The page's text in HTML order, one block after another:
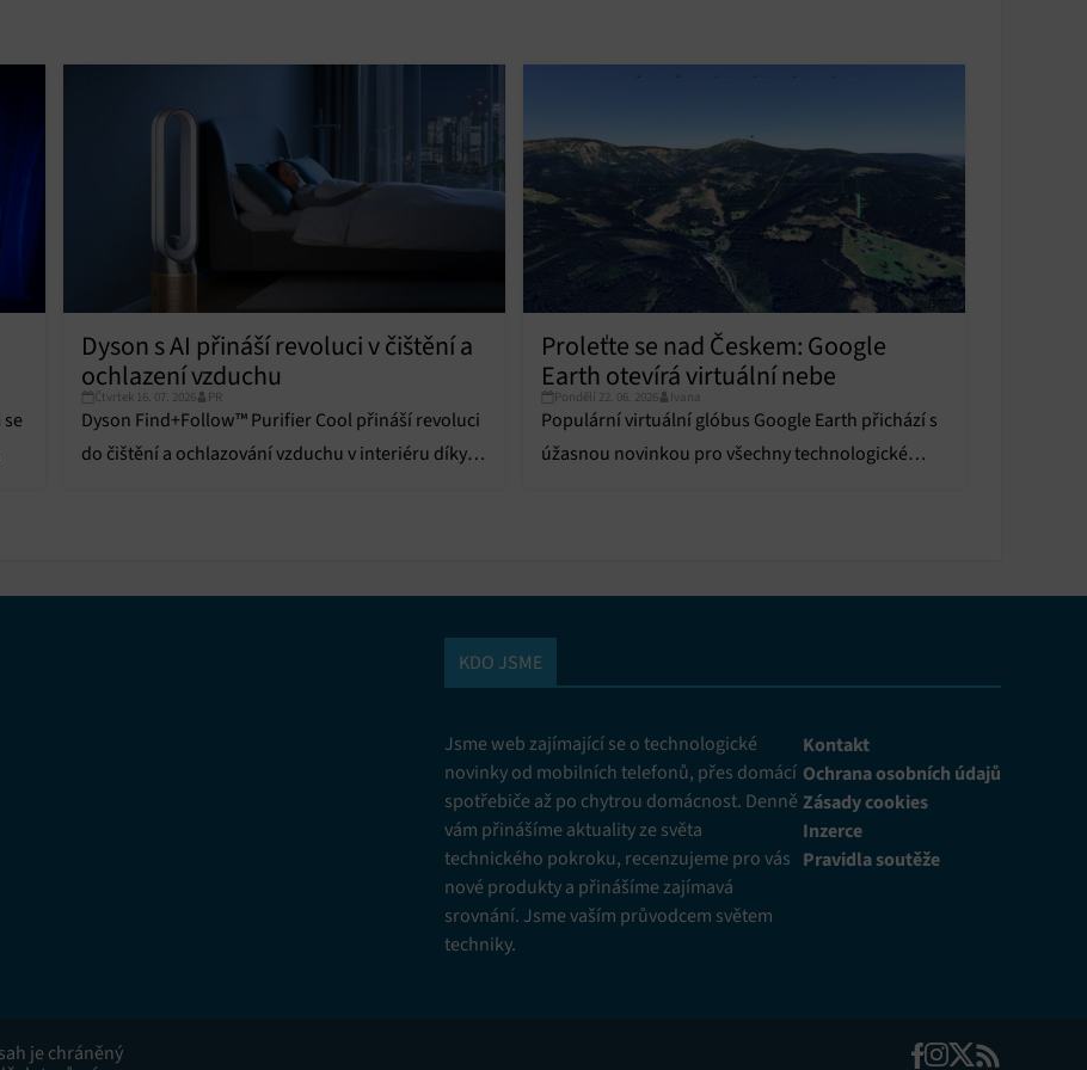
Dyson s AI přináší revoluci v čištění a
ochlazení vzduchu
Čtvrtek 16. 07. 2026 PR
Dyson Find+Follow™ Purifier Cool přináší revoluci
do čištění a ochlazování vzduchu v interiéru díky
Proleťte se nad Českem: Google
Earth otevírá virtuální nebe
Pondělí 22. 06. 2026 Ivana
Populární virtuální glóbus Google Earth přichází s
úžasnou novinkou pro všechny technologické
KDO JSME
Jsme web zajímající se o technologické
novinky od mobilních telefonů, přes domácí
spotřebiče až po chytrou domácnost. Denně
vám přinášíme aktuality ze světa
technického pokroku, recenzujeme pro vás
nové produkty a přinášíme zajímavá
srovnání. Jsme vaším průvodcem světem
techniky.
Kontakt
Ochrana osobních údajů
Zásady cookies
Inzerce
Pravidla soutěže
je chráněný